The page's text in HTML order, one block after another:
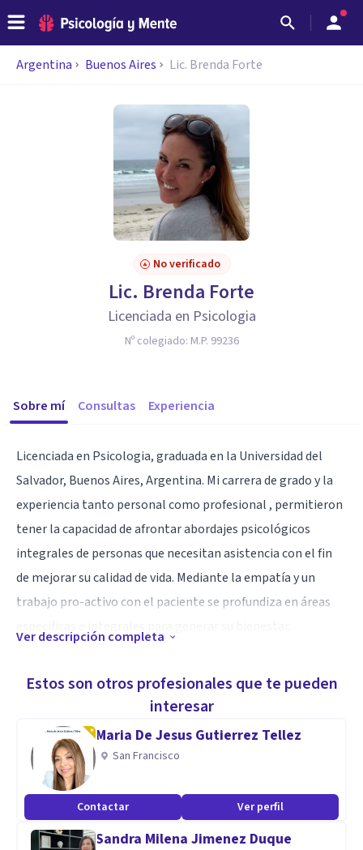
Argentina Buenos Aires Lic. Brenda Forte
No verificado
Lic. Brenda Forte
Licenciada en Psicologia
Nº colegiado: M.P. 99236
Sobre mí Consultas Experiencia
Licenciada en Psicologia, graduada en la Universidad del
Salvador, Buenos Aires, Argentina. Mi carrera de grado y la
experiencia tanto personal como profesional , permitieron
tener la capacidad de afrontar abordajes psicológicos
integrales de personas que necesitan asistencia con el fin
de mejorar su calidad de vida. Mediante la empatía y un
trabajo pro-activo con el paciente se profundiza en áreas
Empatía, responsabilidad, profesionalismo, compromiso y
Aptitudes
Mediante un trabajo activo, dinámico e integral tengo
como objetivo mejorar la calidad de vida de cada uno de mis
paciente. Con responsabilidad y compromiso profesional
Ver descripción completa
Estos son otros profesionales que te pueden
interesar
Maria De Jesus Gutierrez Tellez
San Francisco
Contactar Ver perfil
Sandra Milena Jimenez Duque